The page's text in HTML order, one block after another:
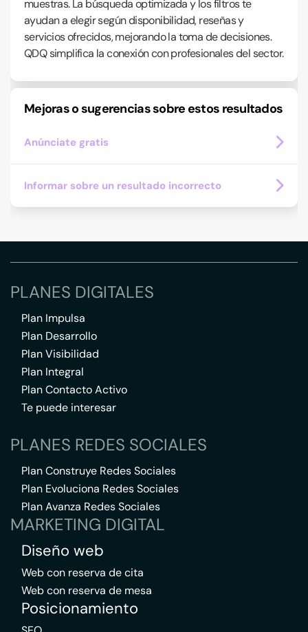
muestras. La búsqueda optimizada y los filtros te
ayudan a elegir según disponibilidad, reseñas y
servicios ofrecidos, mejorando la toma de decisiones.
QDQ simplifica la conexión con profesionales del sector.
Mejoras o sugerencias sobre estos resultados
Anúnciate gratis
Informar sobre un resultado incorrecto
PLANES DIGITALES
Plan Impulsa
Plan Desarrollo
Plan Visibilidad
Plan Integral
Plan Contacto Activo
Te puede interesar
PLANES REDES SOCIALES
Plan Construye Redes Sociales
Plan Evoluciona Redes Sociales
Plan Avanza Redes Sociales
MARKETING DIGITAL
Diseño web
Web con reserva de cita
Web con reserva de mesa
Posicionamiento